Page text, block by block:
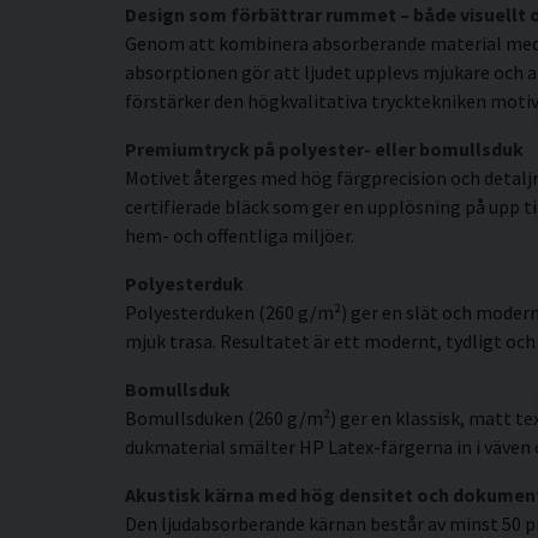
Design som förbättrar rummet – både visuellt
Genom att kombinera absorberande material
absorptionen gör att ljudet upplevs mjukare och
förstärker den högkvalitativa trycktekniken
Premiumtryck på polyester- eller bomullsduk
Motivet återges med hög färgprecision och
certifierade bläck som ger en upplösning på upp
hem- och offentliga miljöer.
Polyesterduk
Polyesterduken (260 g/m²) ger en slät och
mjuk trasa. Resultatet är ett modernt, tydligt
Bomullsduk
Bomullsduken (260 g/m²) ger en klassisk, matt
dukmaterial smälter HP Latex-färgerna in i
Akustisk kärna med hög densitet och
Den ljudabsorberande kärnan består av minst